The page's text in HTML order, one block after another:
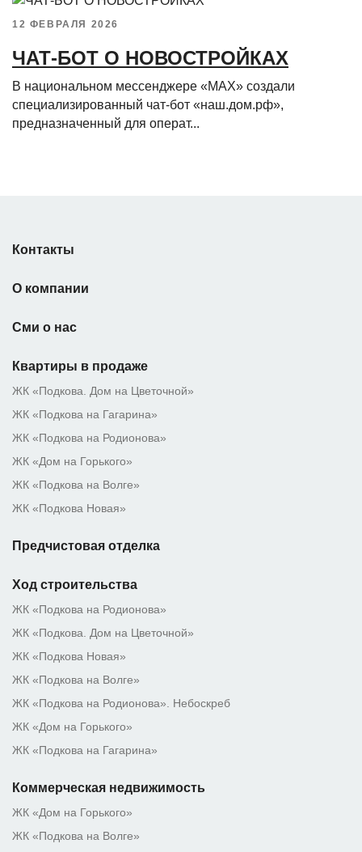
12 ФЕВРАЛЯ 2026
ЧАТ-БОТ О НОВОСТРОЙКАХ
В национальном мессенджере «MAX» создали
специализированный чат-бот «наш.дом.рф»,
предназначенный для операт...
Контакты
О компании
Сми о нас
Квартиры в продаже
ЖК «Подкова. Дом на Цветочной»
ЖК «Подкова на Гагарина»
ЖК «Подкова на Родионова»
ЖК «Дом на Горького»
ЖК «Подкова на Волге»
ЖК «Подкова Новая»
Предчистовая отделка
Ход строительства
ЖК «Подкова на Родионова»
ЖК «Подкова. Дом на Цветочной»
ЖК «Подкова Новая»
ЖК «Подкова на Волге»
ЖК «Подкова на Родионова». Небоскреб
ЖК «Дом на Горького»
ЖК «Подкова на Гагарина»
Коммерческая недвижимость
ЖК «Дом на Горького»
ЖК «Подкова на Волге»